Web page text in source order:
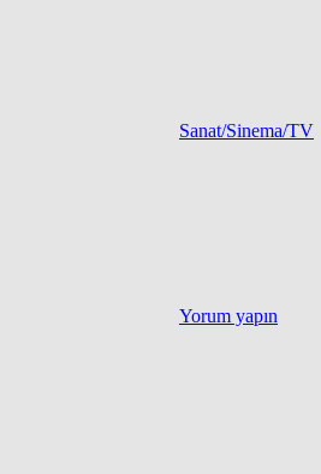
Sanat/Sinema/TV
Yorum yapın